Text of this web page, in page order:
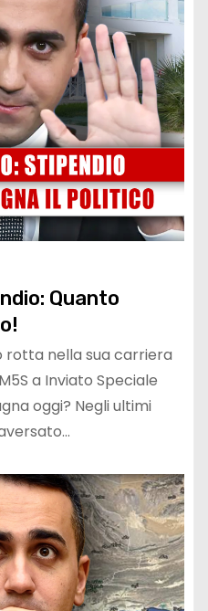
Quanto
rotta nella sua carriera
a Inviato Speciale
oggi? Negli ultimi